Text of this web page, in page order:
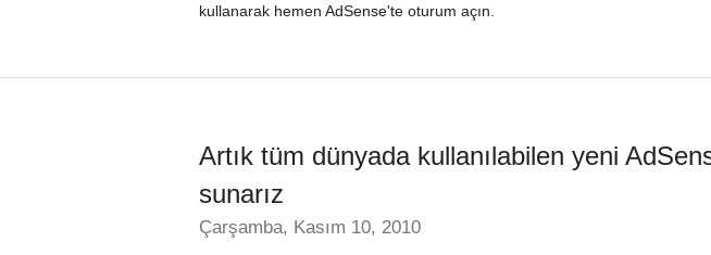
kullanarak hemen AdSense'te oturum açın
Artık tüm dünyada kullanılabilen yeni
sunarız
Çarşamba, Kasım 10, 2010